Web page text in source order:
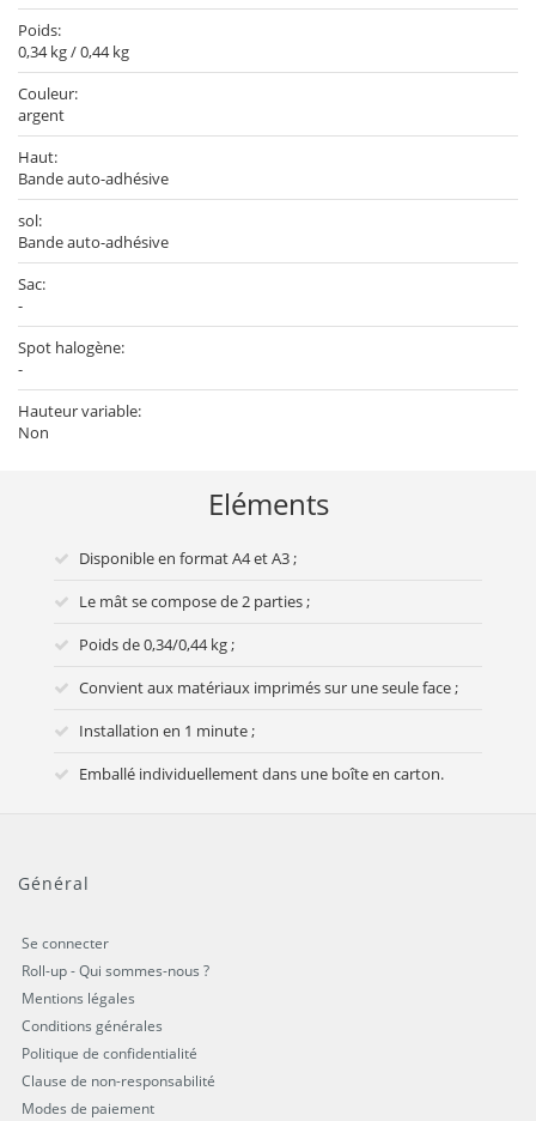
Poids:
0,34 kg / 0,44 kg
Couleur:
argent
Haut:
Bande auto-adhésive
sol:
Bande auto-adhésive
Sac:
-
Spot halogène:
-
Hauteur variable:
Non
Eléments
Disponible en format A4 et A3 ;
Le mât se compose de 2 parties ;
Poids de 0,34/0,44 kg ;
Convient aux matériaux imprimés sur une seule face ;
Installation en 1 minute ;
Emballé individuellement dans une boîte en carton.
Général
Se connecter
Roll-up - Qui sommes-nous ?
Mentions légales
Conditions générales
Politique de confidentialité
Clause de non-responsabilité
Modes de paiement